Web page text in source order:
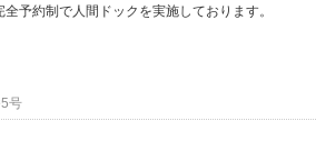
予約制で人間ドックを実施しております。
号